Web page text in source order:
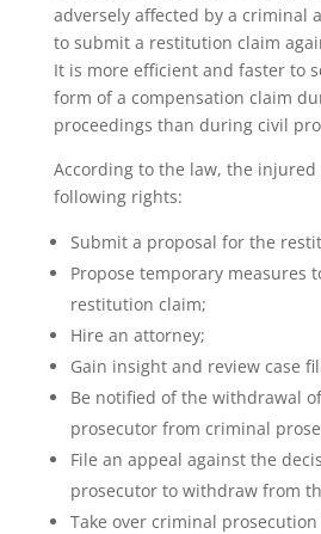
adversely affected by a criminal
to submit a restitution claim
It is more efficient and faster to
form of a compensation claim
proceedings than during civil
According to the law, the injured
following rights:
Submit a proposal for the
Propose temporary measures
restitution claim;
Hire an attorney;
Gain insight and review case
Be notified of the withdrawal
prosecutor from criminal
File an appeal against the
prosecutor to withdraw from
Take over criminal